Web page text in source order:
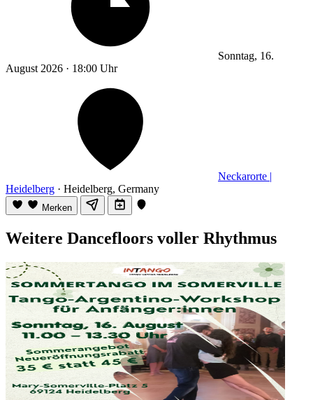
Sonntag, 16.
August 2026 · 18:00 Uhr
Neckarorte |
Heidelberg · Heidelberg, Germany
Merken
Weitere Dancefloors voller Rhythmus